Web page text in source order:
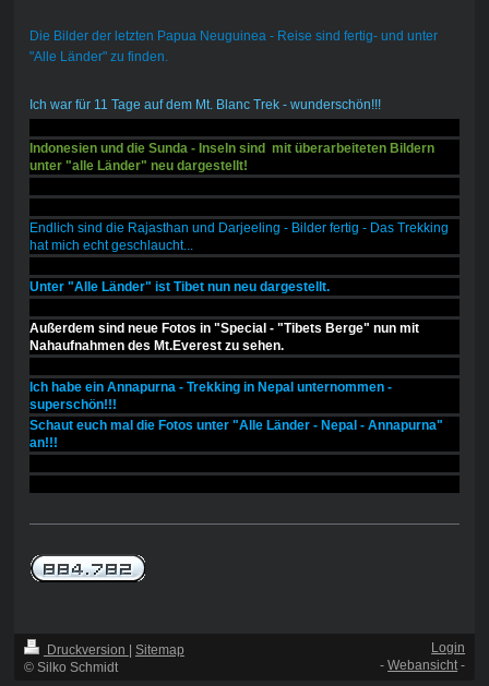
Die Bilder der letzten Papua Neuguinea - Reise sind fertig- und unter
"Alle Länder" zu finden.
Ich war für 11 Tage auf dem Mt. Blanc Trek - wunderschön!!!
Indonesien und die Sunda - Inseln sind mit überarbeiteten Bildern
unter "alle Länder" neu dargestellt!
Endlich sind die Rajasthan und Darjeeling - Bilder fertig - Das Trekking
hat mich echt geschlaucht...
Unter "Alle Länder" ist Tibet nun neu dargestellt.
Außerdem sind neue Fotos in "Special - "Tibets Berge" nun mit
Nahaufnahmen des Mt.Everest zu sehen.
Ich habe ein Annapurna - Trekking in Nepal unternommen -
superschön!!!
Schaut euch mal die Fotos unter "Alle Länder - Nepal - Annapurna"
an!!!
Druckversion | Sitemap
© Silko Schmidt
Login
-Webansicht -